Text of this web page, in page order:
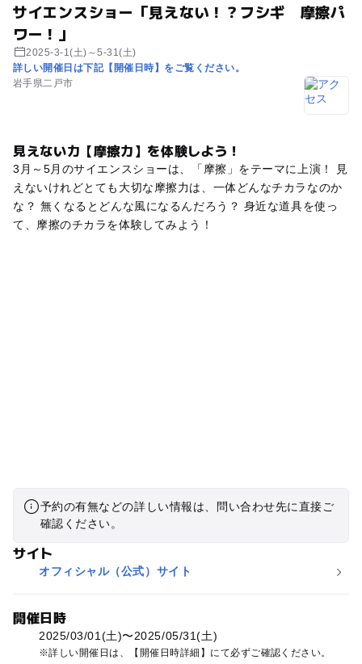
サイエンスショー「見えない！？フシギ 摩擦パ
ワー！」
2025-3-1(土)～5-31(土)
詳しい開催日は下記【開催日時】をご覧ください。
岩手県二戸市
見えない力【摩擦力】を体験しよう！
3月～5月のサイエンスショーは、「摩擦」をテーマに上演！ 見
えないけれどとても大切な摩擦力は、一体どんなチカラなのか
な？ 無くなるとどんな風になるんだろう？ 身近な道具を使っ
て、摩擦のチカラを体験してみよう！
予約の有無などの詳しい情報は、問い合わせ先に直接ご
確認ください。
サイト
オフィシャル（公式）サイト
開催日時
2025/03/01(土)〜2025/05/31(土)
詳しい開催日は、【開催日時詳細】にて必ずご確認ください。